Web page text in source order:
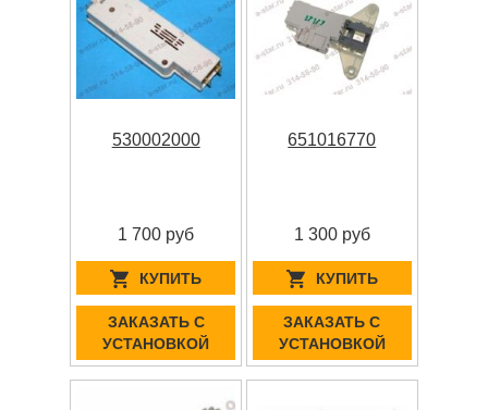
530002000
1 700 руб
КУПИТЬ
ЗАКАЗАТЬ С
УСТАНОВКОЙ
651016770
1 300 руб
КУПИТЬ
ЗАКАЗАТЬ С
УСТАНОВКОЙ